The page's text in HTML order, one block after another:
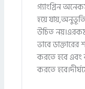
গ্যাংগ্রিন
হয়ে
উচিত নয়।এরকম
ভাবে
করতে হবে এবং
করতে